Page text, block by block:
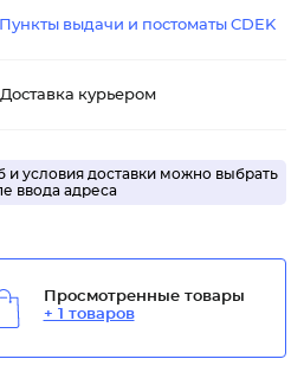
Пункты выдачи и постоматы CDEK
Доставка курьером
и условия доставки можно выбрать
ввода адреса
Просмотренные товары
+ 1 товаров